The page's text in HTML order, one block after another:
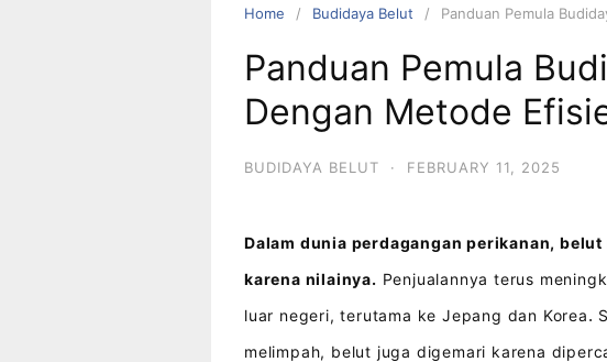
Home Budidaya Belut Panduan Pemula
Panduan Pemula
Dengan Metode
BUDIDAYA BELUT · FEBRUARY 11, 2025
Dalam dunia perdagangan perikanan,
karena nilainya. Penjualannya terus
luar negeri, terutama ke Jepang dan Korea.
melimpah, belut juga digemari karena